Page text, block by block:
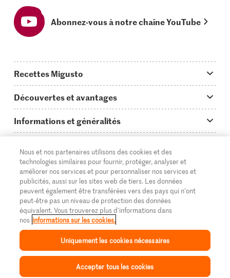
Inspiration Collection Recettes Mon Migusto
Abonnez-vous à notre chaîne YouTube
Recettes Migusto
Idées de menus
Plats principaux
Simple & vite prêt
Apéritif
Préparations au four
Enfants & famille
Toutes les recettes
Découvertes et avantages
On en parle...
Tutoriels
Glossaire des ingrédients
Login Migusto
Magazine Migusto
Informations et généralités
Questions concernant Migusto
Cuisiner avec Migusto
Service clientèle & contact
Publicité
Impressum
Mentions légales
Protection des données
Supermarché
Migros Online
À propos de Migros
Magasins
Cumulus
Migros Magazine
© 2026 La Fédération des coopératives Migros
DE FR IT
Nous et nos partenaires utilisons des cookies et des
technologies similaires pour fournir, protéger, analyser et
améliorer nos services et pour personnaliser nos services et
publicités, aussi sur les sites web de tiers. Les données
peuvent également être transférées vers des pays qui n'ont
peut-être pas un niveau de protection des données
équivalent. Vous trouverez plus d'informations dans
nos informations sur les cookies.
Uniquement les cookies nécessaires
Accepter tous les cookies